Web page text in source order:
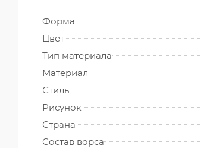
Форма
Цвет
Тип материала
Материал
Стиль
Рисунок
Страна
Состав ворса